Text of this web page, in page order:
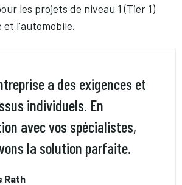
les projets de niveau 1 (Tier 1)
et l'automobile.
a des exigences et
individuels. En
avec vos spécialistes,
la solution parfaite.
Rath